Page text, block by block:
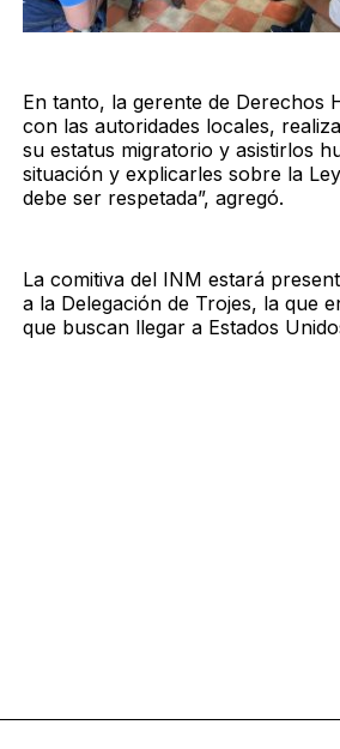
En tanto, la gerente de Derechos
con las autoridades locales,
su estatus migratorio y asistirlos
situación y explicarles sobre la
debe ser respetada”, agregó.
La comitiva del INM estará
a la Delegación de Trojes, la que
que buscan llegar a Estados